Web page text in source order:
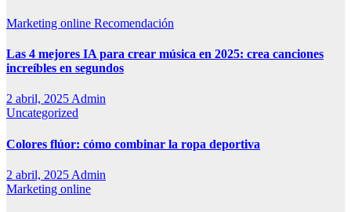
Marketing online Recomendación
Las 4 mejores IA para crear música en 2025: crea canciones
increíbles en segundos
2 abril, 2025Admin
Uncategorized
Colores flúor: cómo combinar la ropa deportiva
2 abril, 2025 Admin
Marketing online